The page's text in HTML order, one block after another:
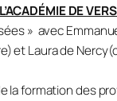
DE
» avec
et Laura de
la formation des